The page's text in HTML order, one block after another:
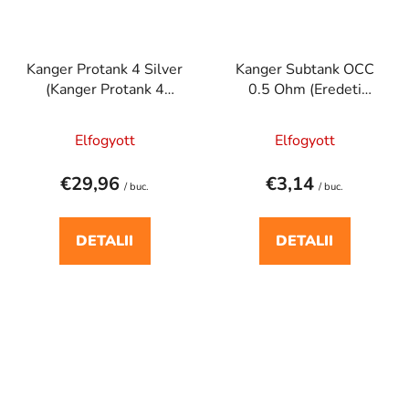
Kanger Protank 4 Silver
(Kanger Protank 4
acél, a)
Elfogyott
€29,96 / buc.
DETALII
Kanger Subtank OCC
0.5 Ohm (Eredeti
Kangertech)
Elfogyott
€3,14 / buc.
DETALII